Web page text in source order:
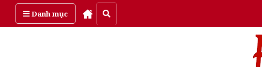
Danh mụcChủ Nhật, ngày 9/08/2026